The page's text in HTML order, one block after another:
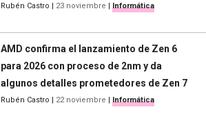
Rubén Castro | 23 noviembre | Informática
AMD confirma el lanzamiento de Zen 6
para 2026 con proceso de 2nm y da
algunos detalles prometedores de Zen 7
Rubén Castro | 22 noviembre | Informática